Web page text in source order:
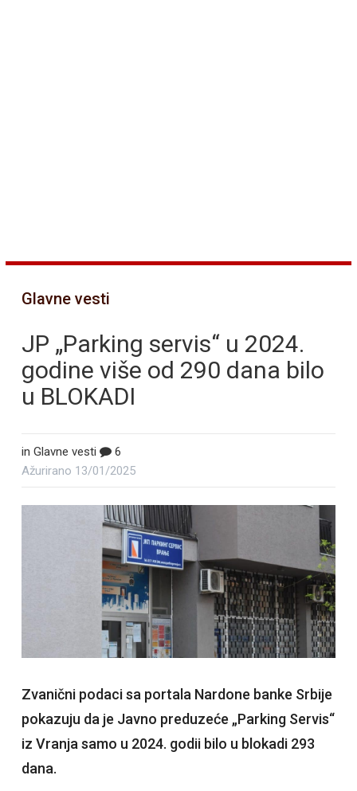
Glavne vesti
JP „Parking servis“ u 2024.
godine više od 290 dana bilo
u BLOKADI
in Glavne vesti
6
Ažurirano 13/01/2025
Zvanični podaci sa portala Nardone banke Srbije
pokazuju da je Javno preduzeće „Parking Servis“
iz Vranja samo u 2024. godii bilo u blokadi 293
dana.